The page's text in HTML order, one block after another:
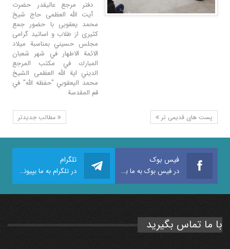
دفتر مرجع عالیقدر حضرت
آیت الله العظمی حاج شیخ
محمد یعقوبی با حضور جمع
کثیری از طلاب و اساتید گرامی
مجلس حسيني بمناسبة ميلاد
الائمة الاطهار في شهر شعبان
المبارك في مكتب المرجع
الديني اية الله العظمى الشيخ
محمد اليعقوبي "حفظه الله" في
قم المقدسة
پست های قدیمی تر مطالب جدیدتر
فیس بوک
در فیس بوک به ما بپیوندید
تلگرام
در تلگرام به ما بپیوندید
با ما تماس بگیرید